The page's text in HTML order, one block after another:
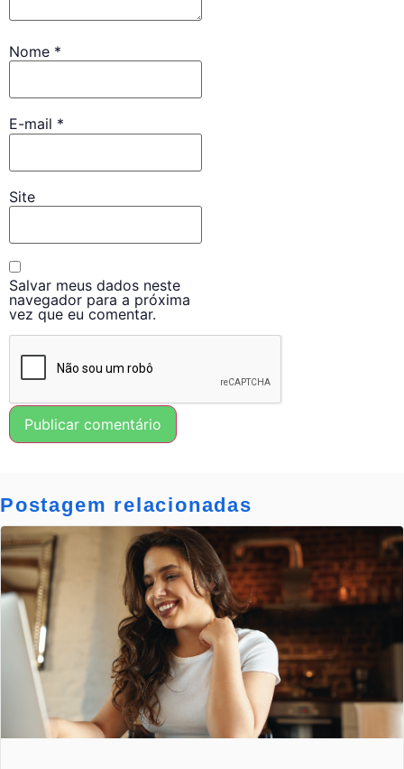
Nome *
E-mail *
Site
Salvar meus dados neste
navegador para a próxima
vez que eu comentar.
Postagem relacionadas